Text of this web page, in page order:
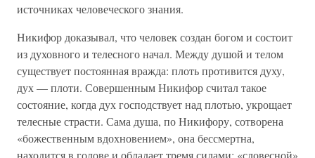
источниках человеческого знания.
Никифор доказывал, что человек создан богом и состоит
из духовного и телесного начал. Между душой и телом
существует постоянная вражда: плоть противится духу,
дух — плоти. Совершенным Никифор считал такое
состояние, когда дух господствует над плотью, укрощает
телесные страсти. Сама душа, по Никифору, сотворена
«божественным вдохновением», она бессмертна,
находится в голове и обладает тремя силами: «словесной»